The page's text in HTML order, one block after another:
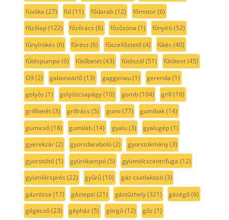
fúvóka (27) fül (11) fődarab(12) főmotor(6)
főzőlap(122) főzőrács (6) főzőzóna (1) fűnyíró(52)
fűnyírókés (6) fűrész (6) fűszellőztető(4) fűtés (40)
fűtéspumpa (6) fűtőbetét(43) fűtőszál (51) fűtőtest(45)
G9(2) gabonaörlő(13) gaggenau(1) gerenda (1)
golyós (1) golyóscsapágy(10) gomb(104) grill (16)
grillbetét(3) grillrács (5) gumi (77) gumibak(14)
gumicső(18) gumiláb(14) gyalu(3) gyalugép(1)
gyerekzár(2) gyorsdaraboló(2) gyorstokmány(3)
gyorstöltő(1) gyúrókampó(5) gyümölcscentrifuga (12)
gyümölcsprés (22) gyűrű(10) gáz csatlakozó(3)
gázrózsa (17) gáztepsi (21) gáztűzhely(321) gázégő(6)
gégecső(23) gépház (5) görgő(12) gőz (1)